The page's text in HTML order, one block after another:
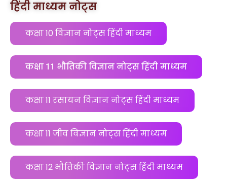
हिंदी माध्यम नोट्स
कक्षा 10 विज्ञान नोट्स हिंदी माध्यम
कक्षा 11 भौतिकी विज्ञान नोट्स हिंदी माध्यम
कक्षा 11 रसायन विज्ञान नोट्स हिंदी माध्यम
कक्षा 11 जीव विज्ञान नोट्स हिंदी माध्यम
कक्षा 12 भौतिकी विज्ञान नोट्स हिंदी माध्यम